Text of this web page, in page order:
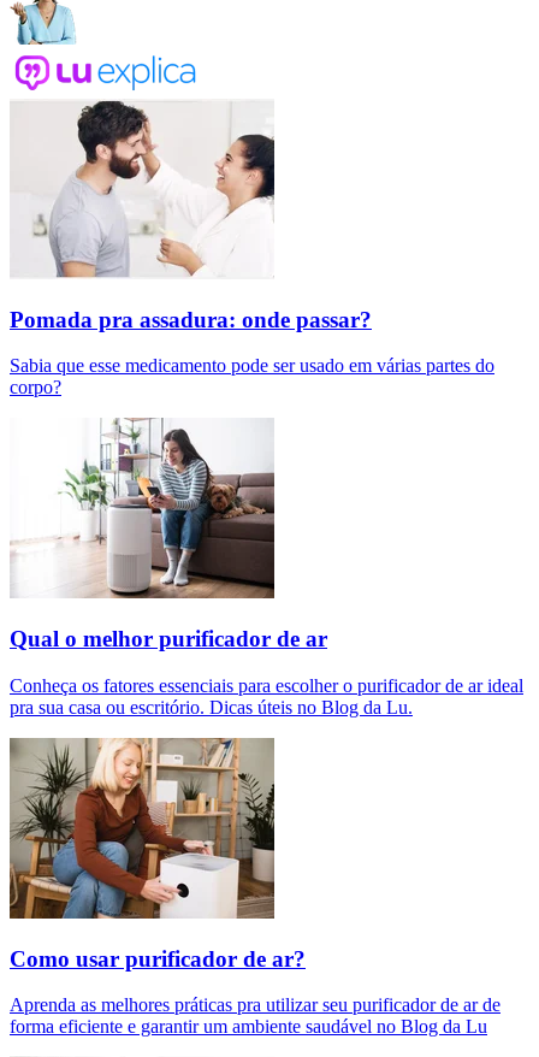
Pomada pra assadura: onde passar?
Sabia que esse medicamento pode ser usado em várias partes do
corpo?
Qual o melhor purificador de ar​
Conheça os fatores essenciais para escolher o purificador de ar ideal
pra sua casa ou escritório. Dicas úteis no Blog da Lu.
Como usar purificador de ar?
Aprenda as melhores práticas pra utilizar seu purificador de ar de
forma eficiente e garantir um ambiente saudável no Blog da Lu